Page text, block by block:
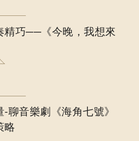
精巧──《今晚，我想來
聊音樂劇《海角七號》
略